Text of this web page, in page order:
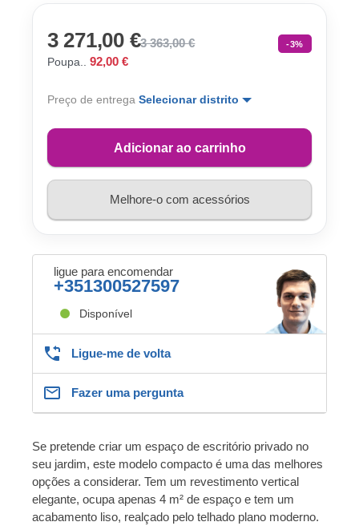
3 271,00 €3 363,00 € -3%
Poupa.. 92,00 €
Preço de entrega Selecionar distrito
Adicionar ao carrinho
Melhore-o com acessórios
ligue para encomendar
+351300527597
Disponível
Ligue-me de volta
Fazer uma pergunta
Se pretende criar um espaço de escritório privado no
seu jardim, este modelo compacto é uma das melhores
opções a considerar. Tem um revestimento vertical
elegante, ocupa apenas 4 m² de espaço e tem um
acabamento liso, realçado pelo telhado plano moderno.